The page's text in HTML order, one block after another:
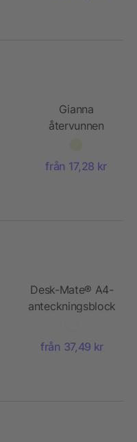
Gianna
återvunnen
anteckningsbok
från 17,28 kr
Desk-Mate® A4-
anteckningsblock
från 37,49 kr